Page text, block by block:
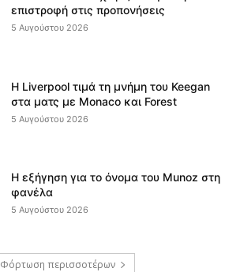
επιστροφή στις προπονήσεις
5 Αυγούστου 2026
Η Liverpool τιμά τη μνήμη του Keegan
στα ματς με Monaco και Forest
5 Αυγούστου 2026
Η εξήγηση για το όνομα του Munoz στη
φανέλα
5 Αυγούστου 2026
Φόρτωση περισσοτέρων